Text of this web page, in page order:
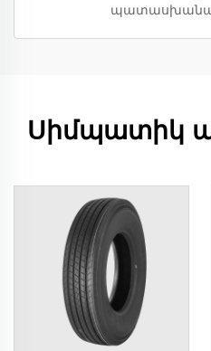
Սիմպատիկ